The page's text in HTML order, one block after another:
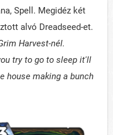
Spell. Megidéz két
alvó Dreadseed-et.
Harvest-nél.
try to go to sleep it'll
house making a bunch